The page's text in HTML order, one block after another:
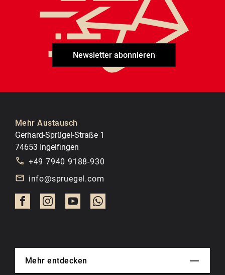
Newsletter abonnieren
Mehr Austausch
Gerhard-Sprügel-Straße 1
74653 Ingelfingen
+49 7940 9188-930
info@spruegel.com
Mehr entdecken